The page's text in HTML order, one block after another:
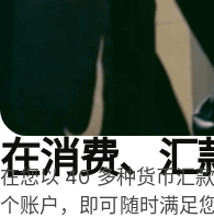
在消费、汇
在您以 40 多种货币汇
个账户，即可随时满足